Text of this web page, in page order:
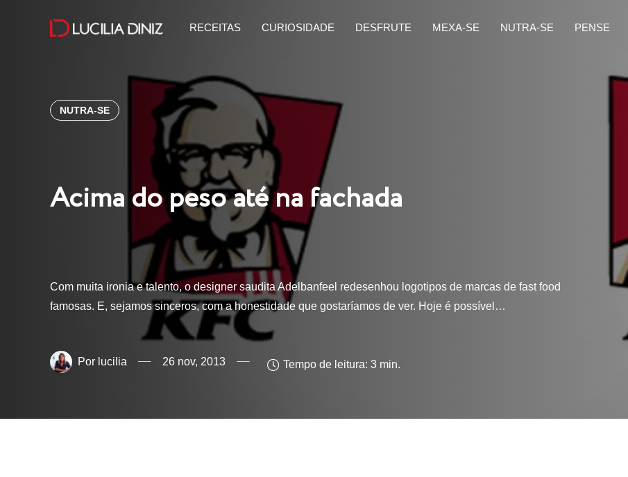
RECEITAS CURIOSIDADE DESFRUTE MEXA-SE NUTRA-SE PENSE
NUTRA-SE
Acima do peso até na fachada
Com muita ironia e talento, o designer saudita Adelbanfeel redesenhou logotipos de marcas de fast food
famosas. E, sejamos sinceros, com a honestidade que gostaríamos de ver. Hoje é possível…
lucilia 26 nov, 2013 Tempo de leitura: 3 min.